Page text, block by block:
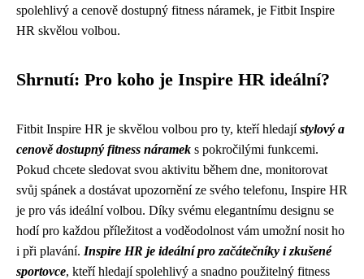
spolehlivý a cenově dostupný fitness náramek, je Fitbit Inspire
HR skvělou volbou.
Shrnutí: Pro koho je Inspire HR ideální?
Fitbit Inspire HR je skvělou volbou pro ty, kteří hledajístylový a
cenově dostupný fitness náramek s pokročilými funkcemi.
Pokud chcete sledovat svou aktivitu během dne, monitorovat
svůj spánek a dostávat upozornění ze svého telefonu, Inspire HR
je pro vás ideální volbou. Díky svému elegantnímu designu se
hodí pro každou příležitost a voděodolnost vám umožní nosit ho
i při plavání. Inspire HR je ideální pro začátečníky i zkušené
sportovce, kteří hledají spolehlivý a snadno použitelný fitness